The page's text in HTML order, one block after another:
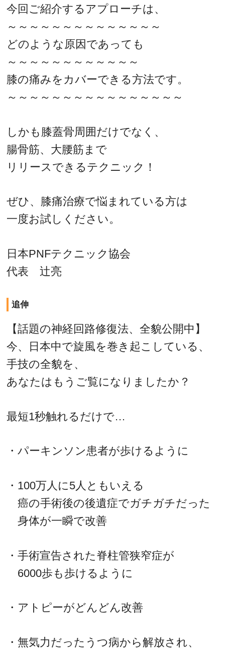
今回ご紹介するアプローチは、
～～～～～～～～～～～～～～
どのような原因であっても
～～～～～～～～～～～～
膝の痛みをカバーできる方法です。
～～～～～～～～～～～～～～～～
しかも膝蓋骨周囲だけでなく、
腸骨筋、大腰筋まで
リリースできるテクニック！
ぜひ、膝痛治療で悩まれている方は
一度お試しください。
日本PNFテクニック協会
代表 辻亮
追伸
【話題の神経回路修復法、全貌公開中】
今、日本中で旋風を巻き起こしている、
手技の全貌を、
あなたはもうご覧になりましたか？
最短1秒触れるだけで…
・パーキンソン患者が歩けるように
・100万人に5人ともいえる
癌の手術後の後遺症でガチガチだった
身体が一瞬で改善
・手術宣告された脊柱管狭窄症が
6000歩も歩けるように
・アトピーがどんどん改善
・無気力だったうつ病から解放され、